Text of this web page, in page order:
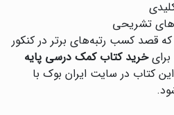
تشریحی
قصد کسب رتبه‌های برتر در کنکور
برایخرید کتاب کمک درسی پایه
کتاب در سایت ایران بوک با